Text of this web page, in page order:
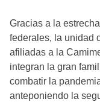
Gracias a la
federales, la unidad
afiliadas a la
integran la gran
combatir la
anteponiendo la